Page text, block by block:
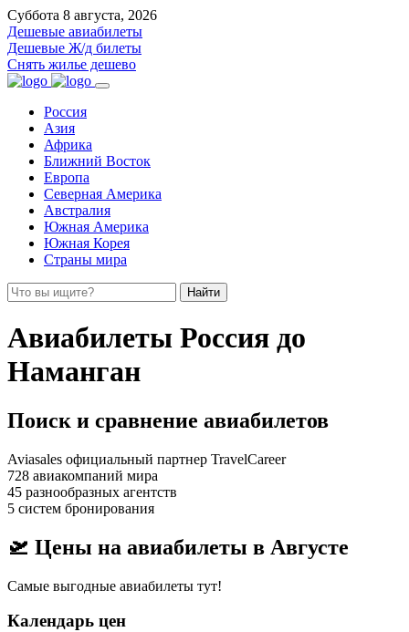
Суббота 8 августа, 2026
Дешевые авиабилеты
Дешевые Ж/д билеты
Снять жилье дешево
Россия
Азия
Африка
Ближний Восток
Европа
Северная Америка
Австралия
Южная Америка
Южная Корея
Страны мира
Найти
Авиабилеты Россия до
Наманган
Поиск и сравнение авиабилетов
Aviasales официальный партнер TravelCareer
728 авиакомпаний мира
45 разнообразных агентств
5 систем бронирования
🛫 Цены на авиабилеты в Августе
Самые выгодные авиабилеты тут!
Календарь цен